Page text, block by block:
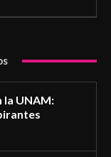
la UNAM: